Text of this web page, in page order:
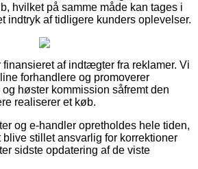
hvilket på samme måde kan tages i
indtryk af tidligere kunders oplevelser.
af indtægter fra reklamer. Vi
forhandlere og promoverer
høster kommission såfremt den
realiserer et køb.
og e-handler opretholdes hele tiden,
stillet ansvarlig for korrektioner
sidste opdatering af de viste